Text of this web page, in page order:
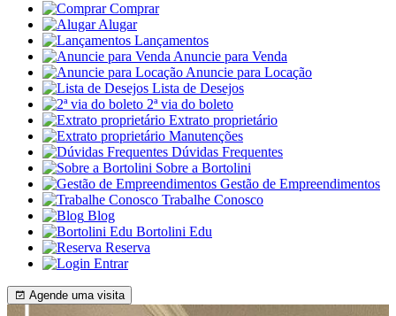
Comprar
Alugar
Lançamentos
Anuncie para Venda
Anuncie para Locação
Lista de Desejos
2ª via do boleto
Extrato proprietário
Manutenções
Dúvidas Frequentes
Sobre a Bortolini
Gestão de Empreendimentos
Trabalhe Conosco
Blog
Bortolini Edu
Reserva
Entrar
Agende uma visita